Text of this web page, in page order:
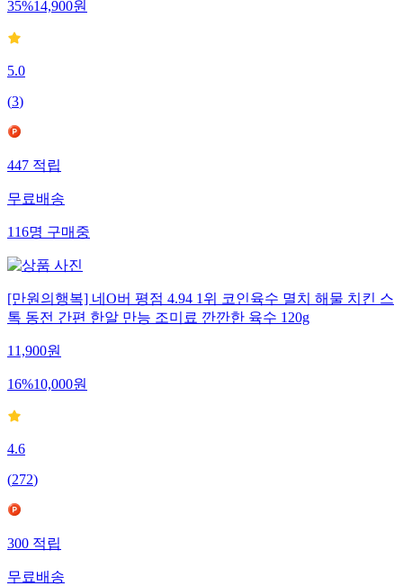
35%14,900원
5.0
(3)
447 적립
무료배송
116명 구매중
[만원의행복] 네O버 평점 4.94 1위 코인육수 멸치 해물 치킨 스
톡 동전 간편 한알 만능 조미료 깐깐한 육수 120g
11,900원
16%10,000원
4.6
(272)
300 적립
무료배송